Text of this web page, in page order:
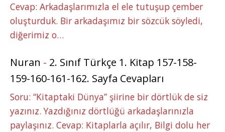
Cevap: Arkadaşlarımızla el ele tutuşup çember
oluşturduk. Bir arkadaşımız bir sözcük söyledi,
diğerimiz o…
Nuran - 2. Sınıf Türkçe 1. Kitap 157-158-
159-160-161-162. Sayfa Cevapları
Soru: “Kitaptaki Dünya” şiirine bir dörtlük de siz
yazınız. Yazdığınız dörtlüğü arkadaşlarınızla
paylaşınız. Cevap: Kitaplarla açılır, Bilgi dolu her